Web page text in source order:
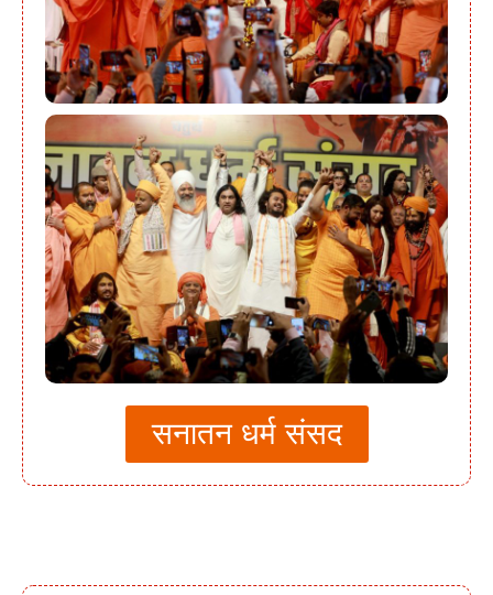
सनातन धर्म संसद